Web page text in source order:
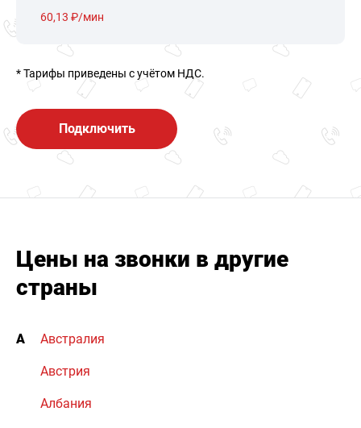
60,13 ₽/мин
* Тарифы приведены c учётом НДС.
Подключить
Цены на звонки в другие
страны
А Австралия
Австрия
Албания